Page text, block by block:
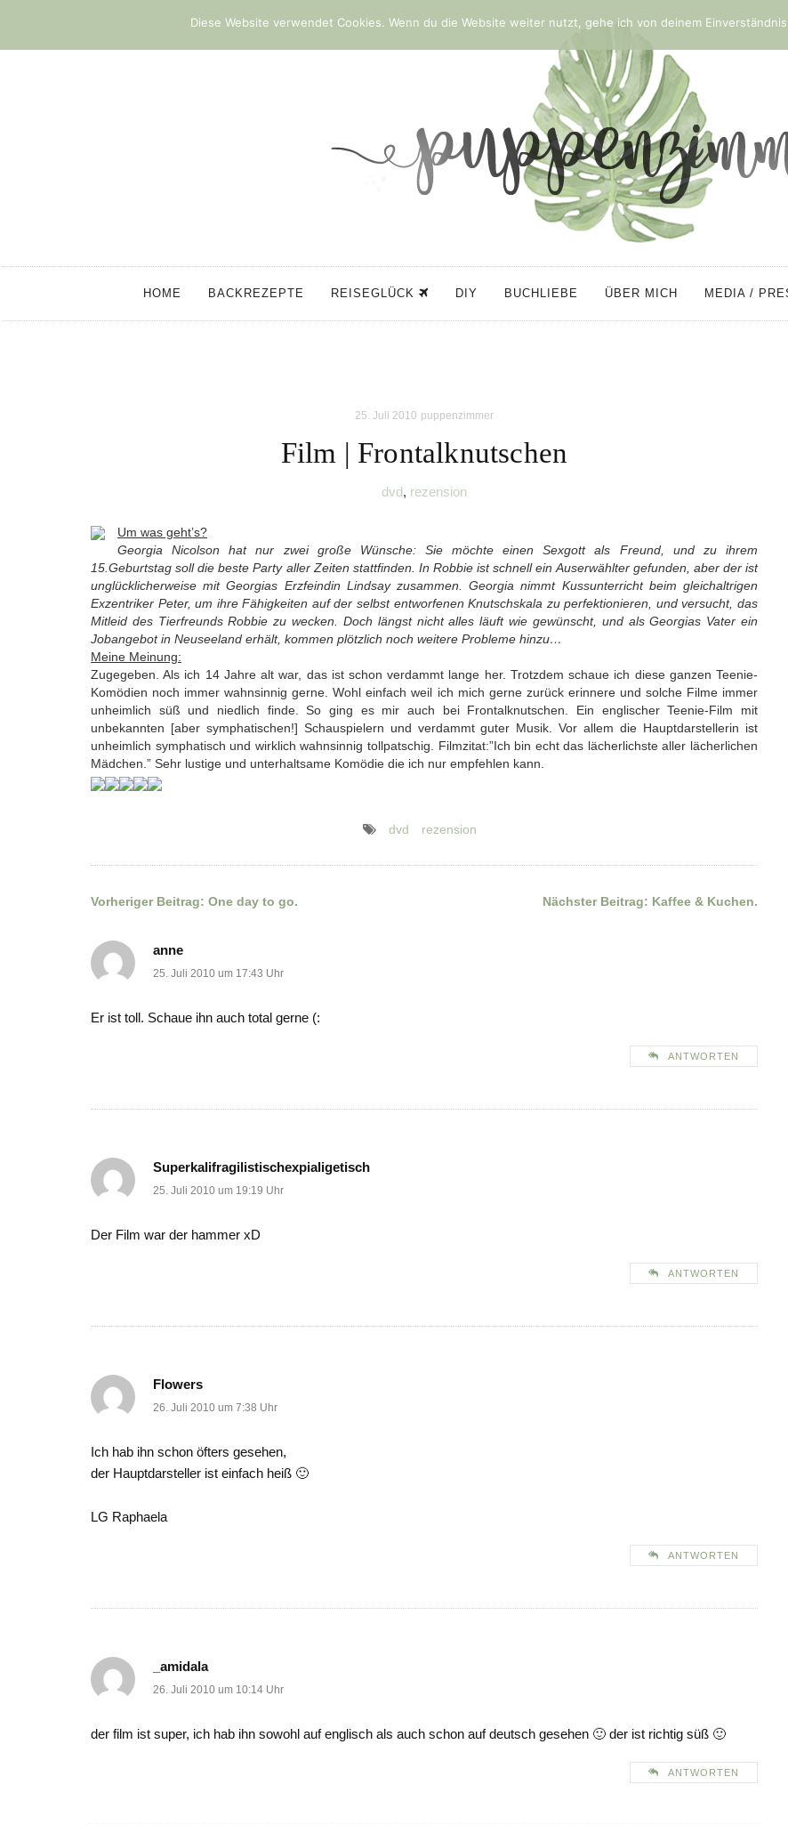
HOME BACKREZEPTE REISEGLÜCK DIY BUCHLIEBE ÜBER MICH MEDIA /
25. Juli 2010 puppenzimmer
Film | Frontalknutschen
dvd, rezension
Um was geht’s?
Georgia Nicolson hat nur zwei große Wünsche: Sie möchte einen Sexgott als Freund, und zu ihrem
15.Geburtstag soll die beste Party aller Zeiten stattfinden. In Robbie ist schnell ein Auserwählter gefunden, aber der ist
unglücklicherweise mit Georgias Erzfeindin Lindsay zusammen. Georgia nimmt Kussunterricht beim gleichaltrigen
Exzentriker Peter, um ihre Fähigkeiten auf der selbst entworfenen Knutschskala zu perfektionieren, und versucht, das
Mitleid des Tierfreunds Robbie zu wecken. Doch längst nicht alles läuft wie gewünscht, und als Georgias Vater ein
Jobangebot in Neuseeland erhält, kommen plötzlich noch weitere Probleme hinzu…
Meine Meinung:
Zugegeben. Als ich 14 Jahre alt war, das ist schon verdammt lange her. Trotzdem schaue ich diese ganzen Teenie-
Komödien noch immer wahnsinnig gerne. Wohl einfach weil ich mich gerne zurück erinnere und solche Filme immer
unheimlich süß und niedlich finde. So ging es mir auch bei Frontalknutschen. Ein englischer Teenie-Film mit
unbekannten [aber symphatischen!] Schauspielern und verdammt guter Musik. Vor allem die Hauptdarstellerin ist
unheimlich symphatisch und wirklich wahnsinnig tollpatschig. Filmzitat:”Ich bin echt das lächerlichste aller lächerlichen
Mädchen.” Sehr lustige und unterhaltsame Komödie die ich nur empfehlen kann.
dvd rezension
Beitragsnavigation
Vorheriger Beitrag: One day to go. Nächster Beitrag: Kaffee & Kuchen.
anne
25. Juli 2010 um 17:43 Uhr
Er ist toll. Schaue ihn auch total gerne (:
ANTWORTEN
Superkalifragilistischexpialigetisch
25. Juli 2010 um 19:19 Uhr
Der Film war der hammer xD
ANTWORTEN
Flowers
26. Juli 2010 um 7:38 Uhr
Ich hab ihn schon öfters gesehen,
der Hauptdarsteller ist einfach heiß 🙂
LG Raphaela
ANTWORTEN
_amidala
26. Juli 2010 um 10:14 Uhr
der film ist super, ich hab ihn sowohl auf englisch als auch schon auf deutsch gesehen 🙂 der ist richtig süß 🙂
ANTWORTEN
Diese Website verwendet Cookies. Wenn du die Website weiter nutzt, gehe ich von deinem Einverständnis